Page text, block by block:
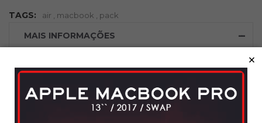
TAGS: air , macbook , pack
MAIS INFORMAÇÕES
PRODUTOS RELACIONADOS
×